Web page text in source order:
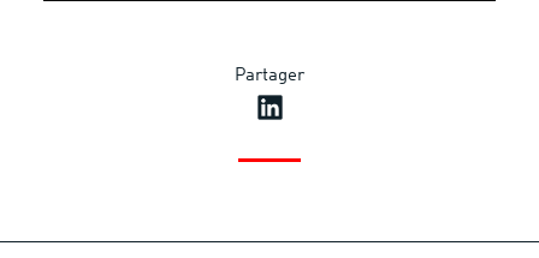
Partager